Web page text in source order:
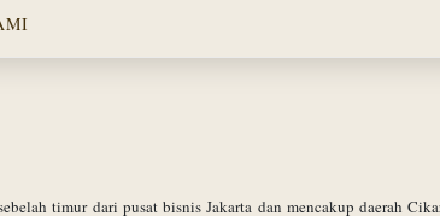
timur dari pusat bisnis Jakarta dan mencakup daerah